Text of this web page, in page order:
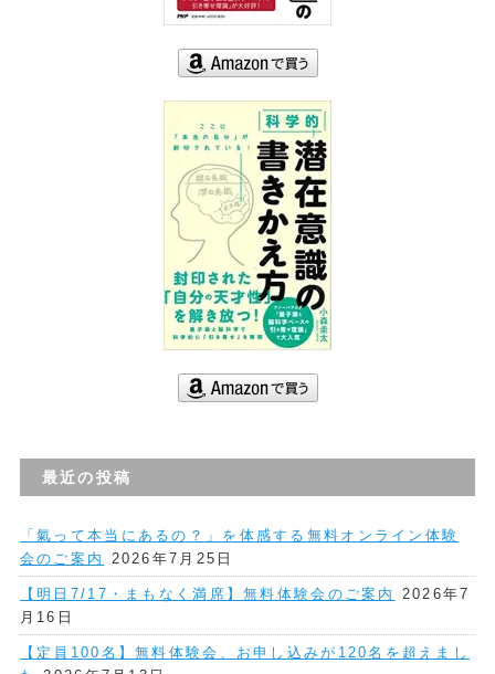
最近の投稿
「氣って本当にあるの？」を体感する無料オンライン体験
会のご案内
2026年7月25日
【明日7/17・まもなく満席】無料体験会のご案内
2026年7
月16日
【定員100名】無料体験会、お申し込みが120名を超えまし